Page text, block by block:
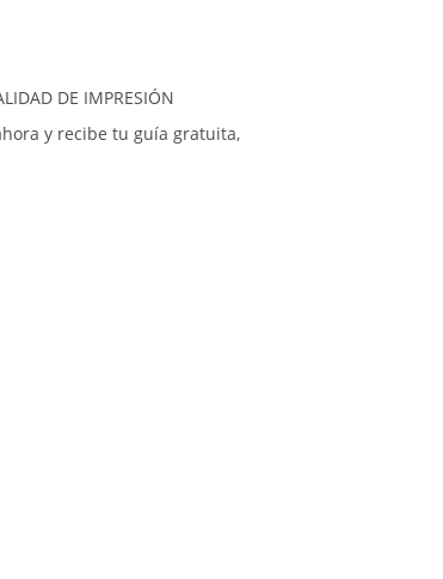
DE IMPRESIÓN
y recibe tu guía gratuita,